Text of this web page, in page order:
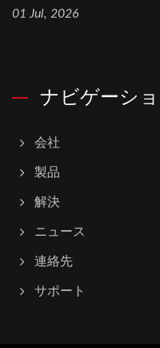
01 Jul, 2026
ナビゲーシ
会社
製品
解決
ニュース
連絡先
サポート